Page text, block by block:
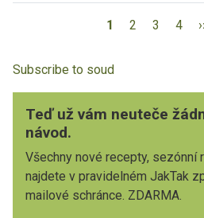
1 2 3 4
Subscribe to soud
Teď už vám neuteče
návod.
Všechny nové recepty, sezónní
najdete v pravidelném JakTak
mailové schránce. ZDARMA.